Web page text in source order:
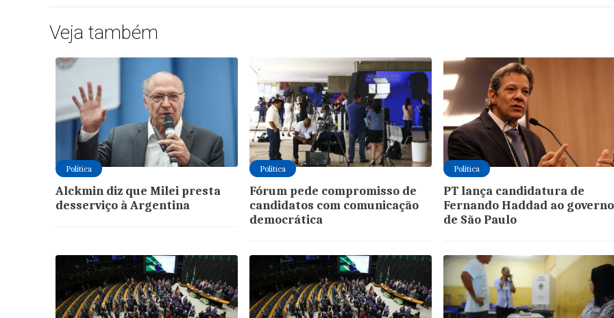
Veja também
Política
Alckmin diz que Milei presta
desserviço à Argentina
Política
Fórum pede compromisso de
candidatos com comunicação
democrática
Política
PT lança candidatura de
Fernando Haddad ao governo
de São Paulo